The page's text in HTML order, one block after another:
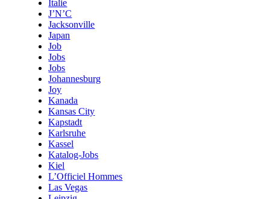
Italie
J’N’C
Jacksonville
Japan
Job
Jobs
Jobs
Johannesburg
Joy
Kanada
Kansas City
Kapstadt
Karlsruhe
Kassel
Katalog-Jobs
Kiel
L’Officiel Hommes
Las Vegas